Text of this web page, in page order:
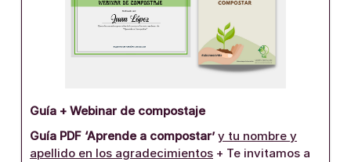
Guía + Webinar de compostaje
Guía PDF ‘Aprende a compostar’ y tu nombre y
apellido en los agradecimientos + Te invitamos a